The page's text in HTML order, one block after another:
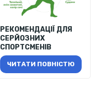
РЕКОМЕНДАЦІЇ ДЛЯ
СЕРЙОЗНИХ
СПОРТСМЕНІВ
ЧИТАТИ ПОВНІСТЮ